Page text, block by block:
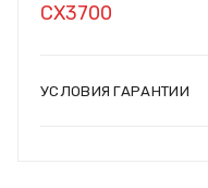
CX3700
УСЛОВИЯ ГАРАНТИИ